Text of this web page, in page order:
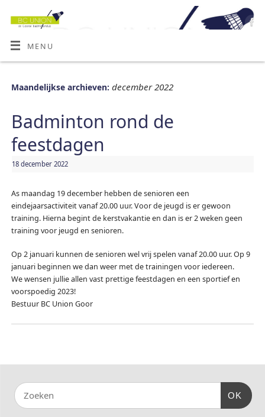
MENU
Maandelijkse archieven: december 2022
Badminton rond de
feestdagen
18 december 2022
As maandag 19 december hebben de senioren een
eindejaarsactiviteit vanaf 20.00 uur. Voor de jeugd is er gewoon
training. Hierna begint de kerstvakantie en dan is er 2 weken geen
training voor jeugd en senioren.
Op 2 januari kunnen de senioren wel vrij spelen vanaf 20.00 uur. Op 9
januari beginnen we dan weer met de trainingen voor iedereen.
We wensen jullie allen vast prettige feestdagen en een sportief en
voorspoedig 2023!
Bestuur BC Union Goor
OK